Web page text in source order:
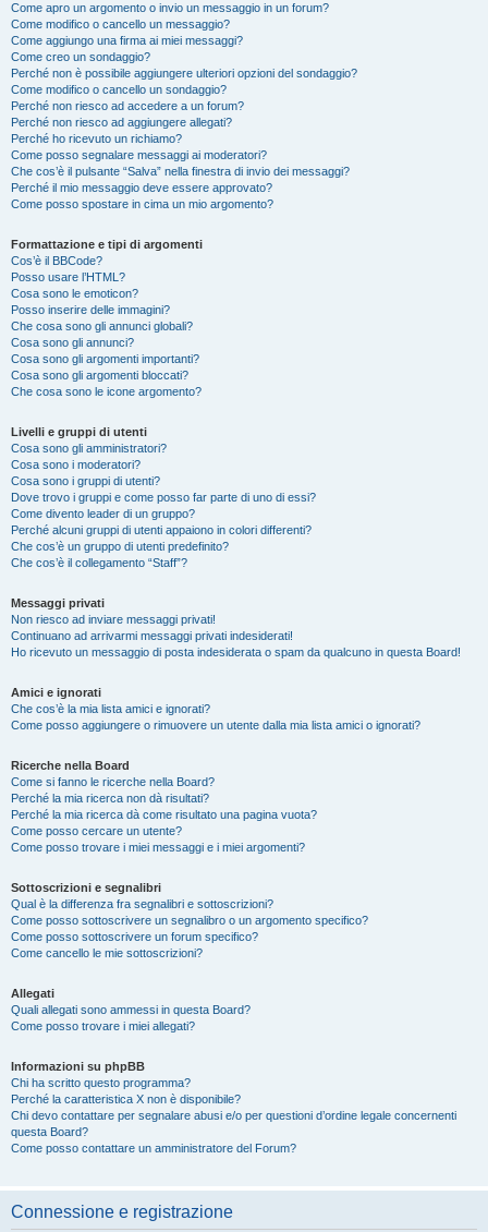
Come apro un argomento o invio un messaggio in un forum?
Come modifico o cancello un messaggio?
Come aggiungo una firma ai miei messaggi?
Come creo un sondaggio?
Perché non è possibile aggiungere ulteriori opzioni del sondaggio?
Come modifico o cancello un sondaggio?
Perché non riesco ad accedere a un forum?
Perché non riesco ad aggiungere allegati?
Perché ho ricevuto un richiamo?
Come posso segnalare messaggi ai moderatori?
Che cos’è il pulsante “Salva” nella finestra di invio dei messaggi?
Perché il mio messaggio deve essere approvato?
Come posso spostare in cima un mio argomento?
Formattazione e tipi di argomenti
Cos’è il BBCode?
Posso usare l’HTML?
Cosa sono le emoticon?
Posso inserire delle immagini?
Che cosa sono gli annunci globali?
Cosa sono gli annunci?
Cosa sono gli argomenti importanti?
Cosa sono gli argomenti bloccati?
Che cosa sono le icone argomento?
Livelli e gruppi di utenti
Cosa sono gli amministratori?
Cosa sono i moderatori?
Cosa sono i gruppi di utenti?
Dove trovo i gruppi e come posso far parte di uno di essi?
Come divento leader di un gruppo?
Perché alcuni gruppi di utenti appaiono in colori differenti?
Che cos’è un gruppo di utenti predefinito?
Che cos’è il collegamento “Staff”?
Messaggi privati
Non riesco ad inviare messaggi privati!
Continuano ad arrivarmi messaggi privati indesiderati!
Ho ricevuto un messaggio di posta indesiderata o spam da qualcuno in questa Board!
Amici e ignorati
Che cos’è la mia lista amici e ignorati?
Come posso aggiungere o rimuovere un utente dalla mia lista amici o ignorati?
Ricerche nella Board
Come si fanno le ricerche nella Board?
Perché la mia ricerca non dà risultati?
Perché la mia ricerca dà come risultato una pagina vuota?
Come posso cercare un utente?
Come posso trovare i miei messaggi e i miei argomenti?
Sottoscrizioni e segnalibri
Qual è la differenza fra segnalibri e sottoscrizioni?
Come posso sottoscrivere un segnalibro o un argomento specifico?
Come posso sottoscrivere un forum specifico?
Come cancello le mie sottoscrizioni?
Allegati
Quali allegati sono ammessi in questa Board?
Come posso trovare i miei allegati?
Informazioni su phpBB
Chi ha scritto questo programma?
Perché la caratteristica X non è disponibile?
Chi devo contattare per segnalare abusi e/o per questioni d’ordine legale concernenti
questa Board?
Come posso contattare un amministratore del Forum?
Connessione e registrazione